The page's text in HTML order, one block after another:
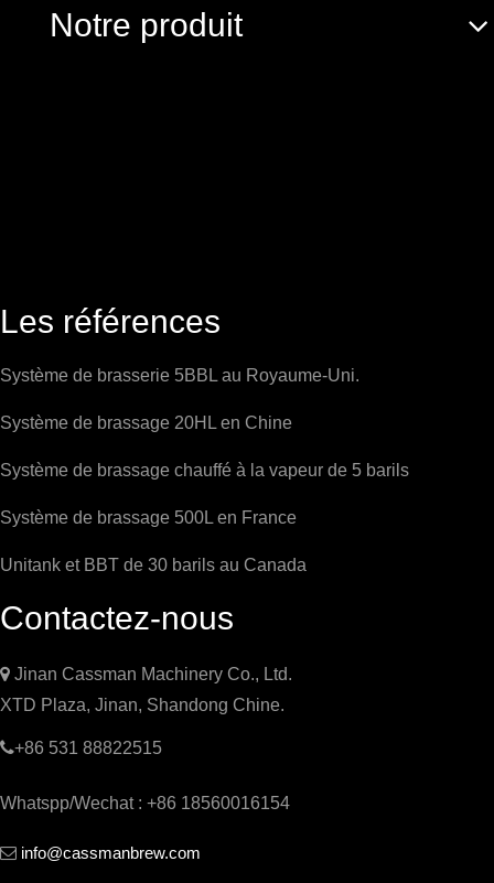
Notre produit
Les références
Système de brasserie 5BBL au Royaume-Uni.
Système de brassage 20HL en Chine
Système de brassage chauffé à la vapeur de 5 barils
Système de brassage 500L en France
Unitank et BBT de 30 barils au Canada
Contactez-nous
 Jinan Cassman Machinery Co., Ltd.
XTD Plaza, Jinan, Shandong Chine.
+86 531 88822515
Whatspp/Wechat : +86 18560016154
 info@cassmanbrew.com